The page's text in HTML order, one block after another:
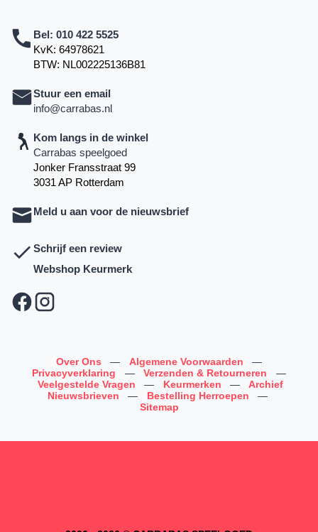
Bel: 010 422 5525
KvK: 64978621
BTW: NL002225136B81
Stuur een email
info@carrabas.nl
Kom langs in de winkel
Carrabas speelgoed
Jonker Fransstraat 99
3031 AP Rotterdam
Meld u aan voor de nieuwsbrief
Schrijf een review
Webshop Keurmerk
Over Ons — Algemene Voorwaarden
—
Privacyverklaring
— Verzenden & Retourneren
—
Veelgestelde Vragen
— Keurmerken —
Archief
Nieuwsbrieven
— Bestelling Herroepen
—
Sitemap